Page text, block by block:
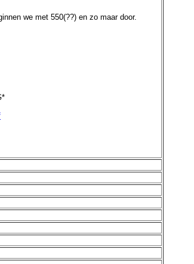
we met 550(??) en zo maar door.